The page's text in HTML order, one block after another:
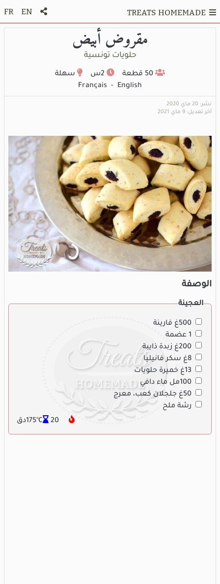
EN
FR
مقروض أبيض
حلويات تونسية
سهلة
English
-
Français
نشر: 20 ماي 2020
آخر تعديل: 9 ماي 2021
الوصفة
العجينة
500غ فارينة
1 عضمة
200غ زبدة ذايبة
8غ سكر فانيليا
13غ خميرة حلويات
100مل ماء دافي
50غ جلجلان كعب، معرج
رشة ملح
20دق